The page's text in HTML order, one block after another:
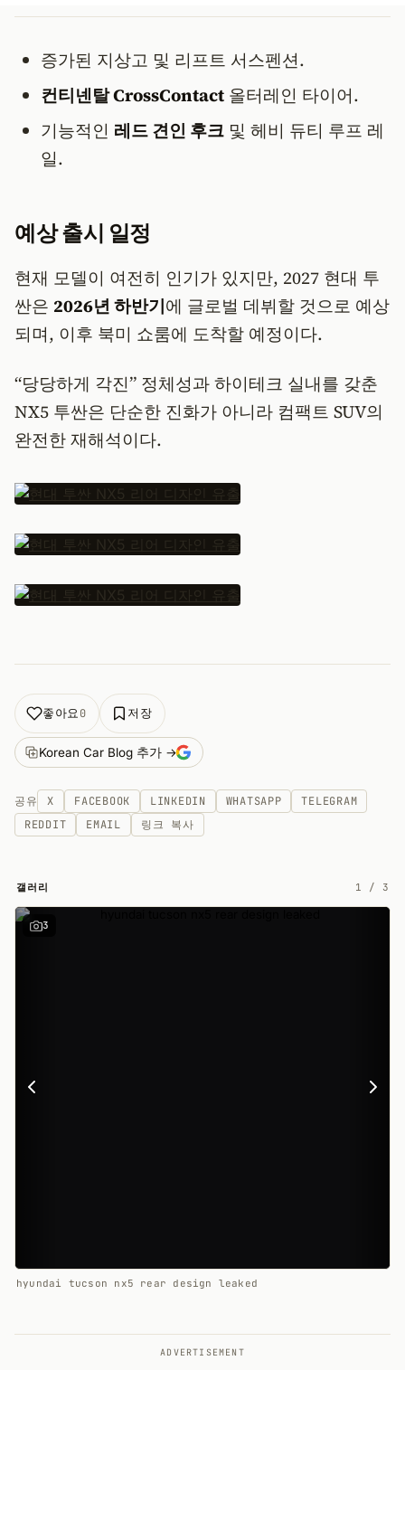
증가된 지상고 및 리프트 서스펜션.
컨티넨탈 CrossContact올터레인 타이어.
기능적인 레드 견인 후크및 헤비 듀티 루프 레
일.
예상 출시 일정
현재 모델이 여전히 인기가 있지만, 2027 현대 투
싼은 2026년 하반기에 글로벌 데뷔할 것으로 예상
되며, 이후 북미 쇼룸에 도착할 예정이다.
“당당하게 각진” 정체성과 하이테크 실내를 갖춘
NX5 투싼은 단순한 진화가 아니라 컴팩트 SUV의
완전한 재해석이다.
좋아요0 저장
Korean Car Blog 추가 →
공유 X FACEBOOK LINKEDIN WHATSAPP
TELEGRAM
REDDIT
EMAIL 링크 복사
갤러리 1 / 3
3
hyundai tucson nx5 rear design leaked
ADVERTISEMENT